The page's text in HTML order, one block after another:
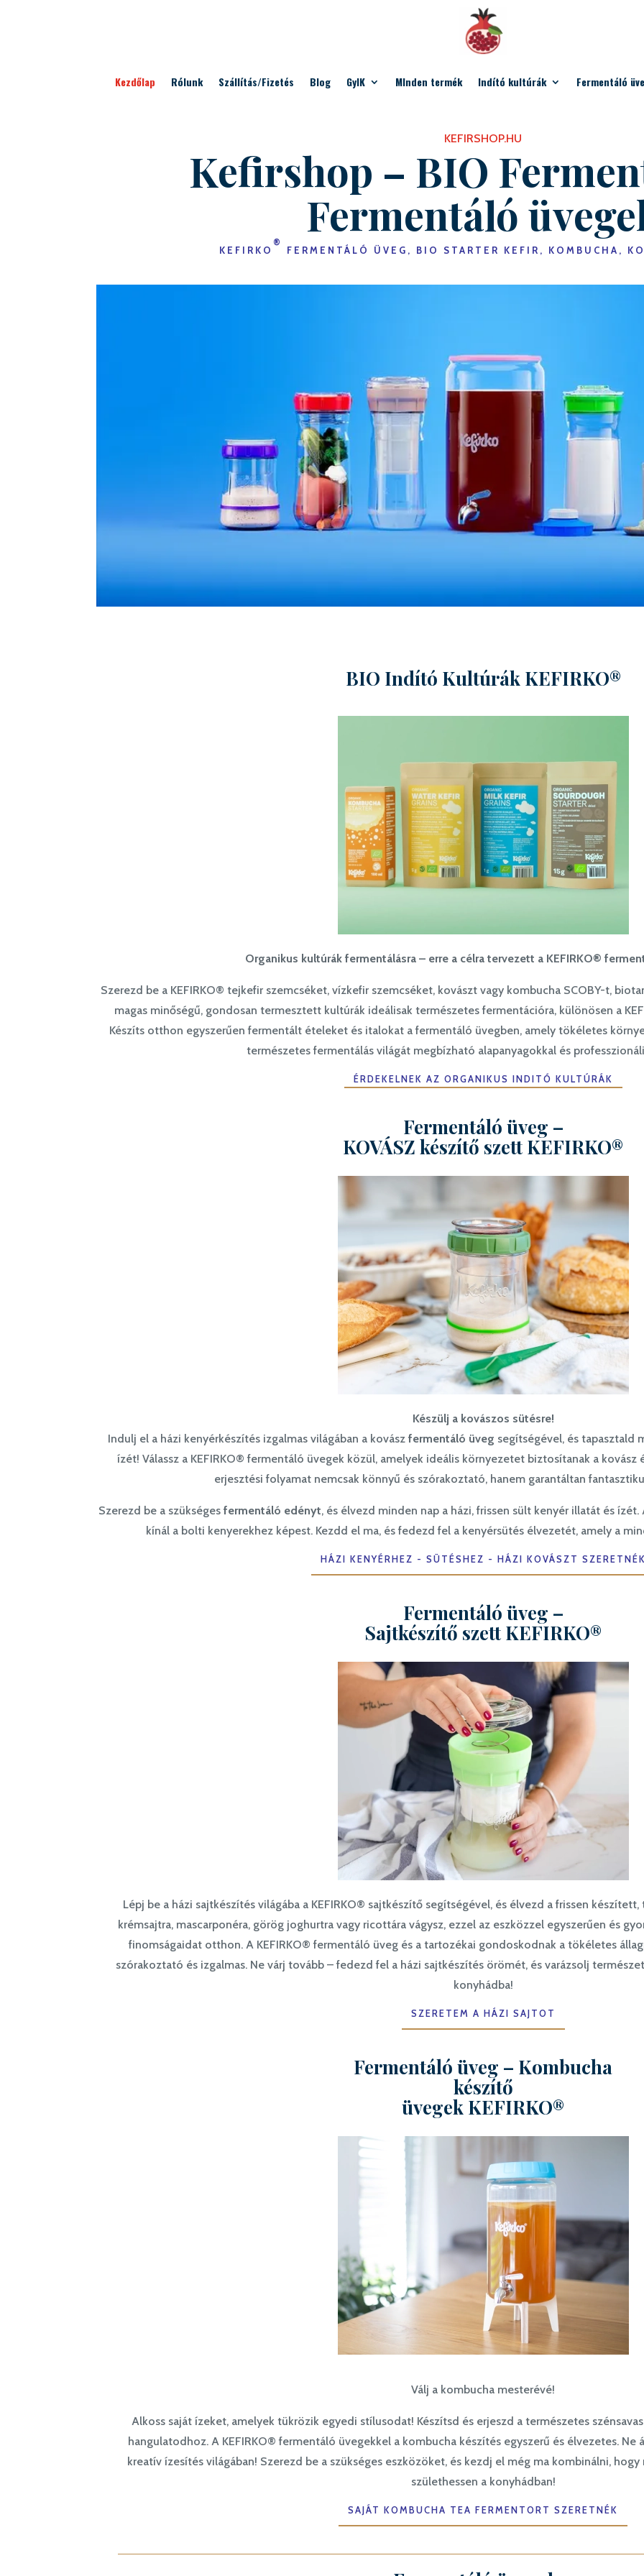
Kezdőlap Rólunk Szállítás/Fizetés Blog GyIK MInden termék Indító kultúrák Fermentáló
KEFIRSHOP.HU
Kefirshop – BIO
Fermentáló
KEFIRKO
®
FERMENTÁLÓ ÜVEG, BIO STARTER KEFIR, KOMBUCHA,
BIO Indító Kultúrák KEFIRKO®
Organikus kultúrák fermentálásra – erre a célra tervezett a KEFIRKO®
Szerezd be a KEFIRKO® tejkefir szemcséket, vízkefir szemcséket, kovászt vagy kombucha SCOBY-t,
magas minőségű, gondosan termesztett kultúrák ideálisak természetes fermentációra, különösen a
Készíts otthon egyszerűen fermentált ételeket és italokat a fermentáló üvegben, amely tökéletes
természetes fermentálás világát megbízható alapanyagokkal és
ÉRDEKELNEK AZ ORGANIKUS INDITÓ KULTÚRÁK
Fermentáló üveg –
KOVÁSZ készítő szett KEFIRKO®
Készülj a kovászos sütésre!
Indulj el a házi kenyérkészítés izgalmas világában a kovász fermentáló üveg segítségével, és tapasztald
ízét! Válassz a KEFIRKO® fermentáló üvegek közül, amelyek ideális környezetet biztosítanak a kovász
erjesztési folyamat nemcsak könnyű és szórakoztató, hanem garantáltan
Szerezd be a szükséges fermentáló edényt, és élvezd minden nap a házi, frissen sült kenyér illatát és
kínál a bolti kenyerekhez képest. Kezdd el ma, és fedezd fel a kenyérsütés élvezetét, amely a
HÁZI KENYÉRHEZ - SÜTÉSHEZ - HÁZI KOVÁSZT SZERETNÉK
Fermentáló üveg –
Sajtkészítő szett KEFIRKO®
Lépj be a házi sajtkészítés világába a KEFIRKO® sajtkészítő segítségével, és élvezd a frissen
krémsajtra, mascarponéra, görög joghurtra vagy ricottára vágysz, ezzel az eszközzel egyszerűen és
finomságaidat otthon. A KEFIRKO® fermentáló üveg és a tartozékai gondoskodnak a tökéletes
szórakoztató és izgalmas. Ne várj tovább – fedezd fel a házi sajtkészítés örömét, és varázsolj
konyhádba!
SZERETEM A HÁZI SAJTOT
Fermentáló üveg – Kombucha
készítő
üvegek KEFIRKO®
Válj a kombucha mesterévé!
Alkoss saját ízeket, amelyek tükrözik egyedi stílusodat! Készítsd és erjeszd a természetes
hangulatodhoz. A KEFIRKO® fermentáló üvegekkel a kombucha készítés egyszerű és élvezetes. Ne
kreatív ízesítés világában! Szerezd be a szükséges eszközöket, és kezdj el még ma kombinálni,
születhessen a konyhádban!
SAJÁT KOMBUCHA TEA FERMENTORT SZERETNÉK